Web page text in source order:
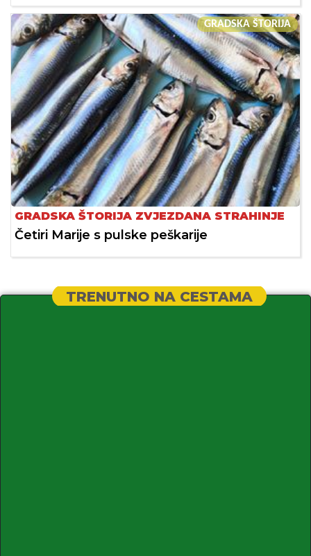
GRADSKA ŠTORIJA
GRADSKA ŠTORIJA ZVJEZDANA STRAHINJE
Četiri Marije s pulske peškarije
TRENUTNO NA CESTAMA